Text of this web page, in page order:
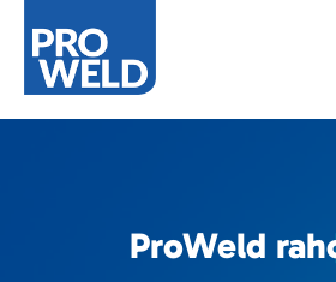
ProWeld